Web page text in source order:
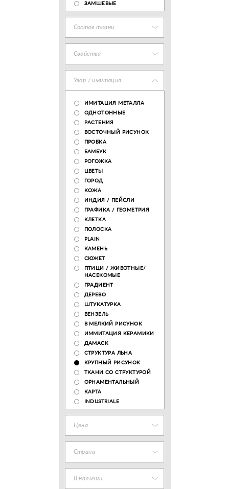
ЗАМШЕВЫЕ
Состав ткани
Свойства
Узор / имитация
ИМИТАЦИЯ МЕТАЛЛА
ОДНОТОННЫЕ
РАСТЕНИЯ
ВОСТОЧНЫЙ РИСУНОК
ПРОБКА
БАМБУК
РОГОЖКА
ЦВЕТЫ
ГОРОД
КОЖА
ИНДИЯ / ПЕЙСЛИ
ГРАФИКА / ГЕОМЕТРИЯ
КЛЕТКА
ПОЛОСКА
PLAIN
КАМЕНЬ
СЮЖЕТ
ПТИЦИ / ЖИВОТНЫЕ/
НАСЕКОМЫЕ
ГРАДИЕНТ
ДЕРЕВО
ШТУКАТУРКА
ВЕНЗЕЛЬ
В МЕЛКИЙ РИСУНОК
ИММИТАЦИЯ КЕРАМИКИ
ДАМАСК
СТРУКТУРА ЛЬНА
КРУПНЫЙ РИСУНОК
ТКАНИ СО СТРУКТУРОЙ
ОРНАМЕНТАЛЬНЫЙ
КАРТА
INDUSTRIALE
Цена
Страна
В наличии